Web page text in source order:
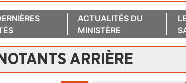
ACTUALITÉS DU
MINISTÈRE
ARRIÈRE